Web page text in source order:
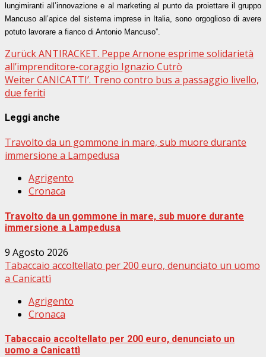
lungimiranti all’innovazione e al marketing al punto da proiettare il gruppo
Mancuso all’apice del sistema imprese in Italia, sono orgoglioso di avere
potuto lavorare a fianco di Antonio Mancuso”.
Beitragsnavigation
ZurückANTIRACKET. Peppe Arnone esprime solidarietà
all’imprenditore-coraggio Ignazio Cutrò
WeiterCANICATTI’. Treno contro bus a passaggio livello,
due feriti
Leggi anche
Travolto da un gommone in mare, sub muore durante
immersione a Lampedusa
Agrigento
Cronaca
Travolto da un gommone in mare, sub muore durante
immersione a Lampedusa
9 Agosto 2026
Tabaccaio accoltellato per 200 euro, denunciato un uomo
a Canicattì
Agrigento
Cronaca
Tabaccaio accoltellato per 200 euro, denunciato un
uomo a Canicattì